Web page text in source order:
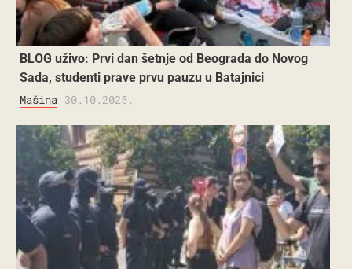
BLOG uživo: Prvi dan šetnje od Beograda do Novog
Sada, studenti prave prvu pauzu u Batajnici
Mašina 30.10.2025.